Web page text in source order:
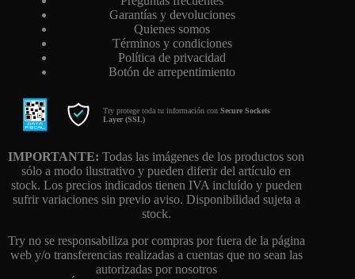
Garantías y devoluciones
Quienes somos
Términos y condiciones
Política de privacidad
Botón de arrepentimiento
Try protege toda tu información con Secure Sockets
Layer (SSL)
IMPORTANTE: Todas las imágenes de los productos son
sólo a modo ilustrativo y pueden diferir del artículo en
stock. Los precios indicados tienen IVA incluído y pueden
sufrir variaciones sin previo aviso. Disponibilidad sujeta a
stock.
Try no se responsabiliza por compras por fuera de la página
web y/o transferencias realizadas a cuentas que no sean las
autorizadas por nosotros